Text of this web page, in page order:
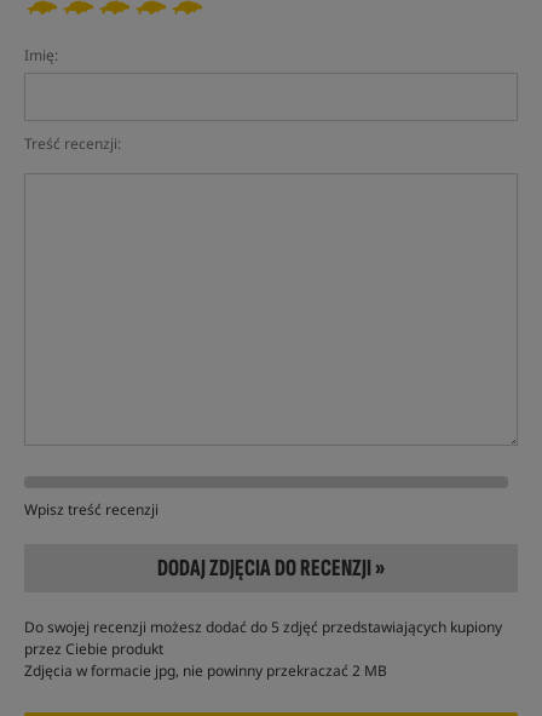
Imię:
Treść recenzji:
Wpisz treść recenzji
DODAJ ZDJĘCIA DO RECENZJI »
Do swojej recenzji możesz dodać do 5 zdjęć przedstawiających kupiony
przez Ciebie produkt
Zdjęcia w formacie jpg, nie powinny przekraczać 2 MB